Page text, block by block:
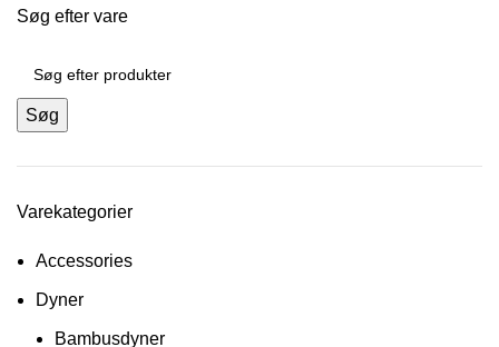
Søg efter vare
Søg
Varekategorier
Accessories
Dyner
Bambusdyner